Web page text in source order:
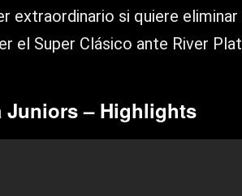
extraordinario si quiere
el Super Clásico ante River
Juniors – Highlights